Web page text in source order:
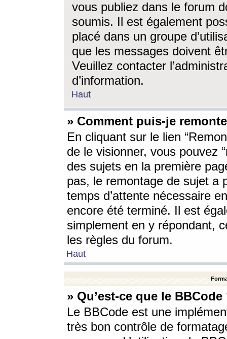
vous publiez dans le forum
soumis. Il est également
placé dans un groupe
que les messages doivent
Veuillez contacter
d’information.
Haut
» Comment puis-je
En cliquant sur le lien
de le visionner, vous pouvez
des sujets en la première
pas, le remontage de sujet a
temps d’attente nécessaire
encore été terminé. Il est
simplement en y répondant,
les règles du forum.
Haut
» Qu’est-ce que le BBCode
Le BBCode est une
très bon contrôle de